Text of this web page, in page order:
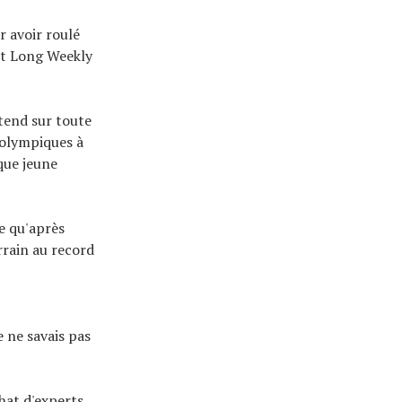
avoir roulé
Long Weekly
sur toute
à
jeune
qu'après
au record
savais pas